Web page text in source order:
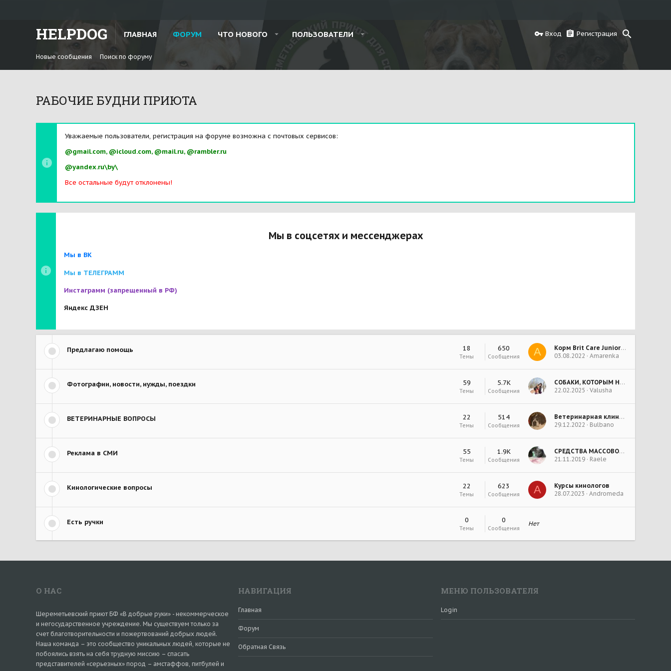
HELPDOG ГЛАВНАЯ ФОРУМ ЧТО НОВОГО ПОЛЬЗОВАТЕЛИ Вход Регистрация
Новые сообщения Поиск по форуму
РАБОЧИЕ БУДНИ ПРИЮТА
Уважаемые пользователи, регистрация на форуме возможна с почтовых сервисов:
@gmail.com, @icloud.com, @mail.ru, @rambler.ru
@yandex.ru\by\
Все остальные будут отклонены!
Мы в соцсетях и мессенджерах
Мы в ВК
Мы в ТЕЛЕГРАММ
Инстаграмм (запрещенный в РФ)
Яндекс ДЗЕН
Предлагаю помощь 18
Темы
650
Сообщения A
Корм Brit Care Junior Large Bred (ягненок+рис)
03.08.2022
Amarenka
Фотографии, новости, нужды, поездки 59
Темы
5.7К
Сообщения
СОБАКИ, КОТОРЫМ НУЖНЫ ФОТО!
22.02.2025
Valusha
ВЕТЕРИНАРНЫЕ ВОПРОСЫ 22
Темы
514
Сообщения
Ветеринарная клиника
29.12.2022
Bulbano
Реклама в СМИ 55
Темы
1.9К
Сообщения
СРЕДСТВА МАССОВОЙ ИНФОРМАЦИИ О ШЕРЕМЕТЬЕВСКОМ ПРИЮТЕ
21.11.2019
Raele
Кинологические вопросы 22
Темы
623
Сообщения А
Курсы кинологов
28.07.2023
Аndromeda
Есть ручки 0
Темы
0
Сообщения
Нет
О НАС
Шереметьевский приют БФ «В добрые руки» - некоммерческое
и негосударственное учреждение. Мы существуем только за
счет благотворительности и пожертвований добрых людей.
Наша команда – это сообщество уникальных людей, которые не
побоялись взять на себя трудную миссию – спасать
представителей «серьезных» пород – амстаффов, питбулей и
НАВИГАЦИЯ
Главная
Форум
Обратная Связь
МЕНЮ ПОЛЬЗОВАТЕЛЯ
Login